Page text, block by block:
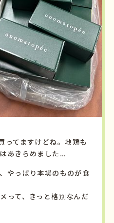
って ますけどね。地鶏も
あきらめました…
やっぱり本場のものが食
って、 きっと格別なんだ